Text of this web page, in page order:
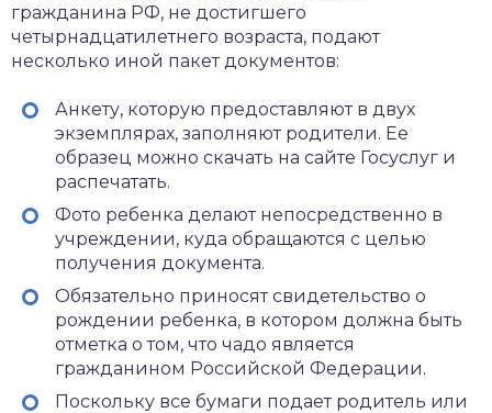
гражданина РФ, не достигшего
четырнадцатилетнего возраста, подают
несколько иной пакет документов:
Анкету, которую предоставляют в двух
экземплярах, заполняют родители. Ее
образец можно скачать на сайте Госуслуг и
распечатать.
Фото ребенка делают непосредственно в
учреждении, куда обращаются с целью
получения документа.
Обязательно приносят свидетельство о
рождении ребенка, в котором должна быть
отметка о том, что чадо является
гражданином Российской Федерации.
Поскольку все бумаги подает родитель или